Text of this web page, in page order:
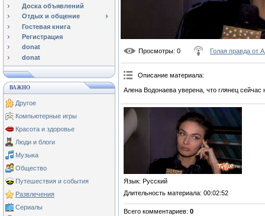
Доска объявлений
Отдых и общение
Гостевая книга
Регистрация
donat
donat
ВАЖНО
Другое
Компьютерные игры
Красота и здоровье
Люди и блоги
Музыка
Общество
Путешествия и события
Развлечения
Сериалы
Просмотры: 0 Голая правда от
Описание материала:
Алена Водонаева уверена, что глянец
Язык: Русский
Длительность материала: 00:02:52
Всего комментариев: 0